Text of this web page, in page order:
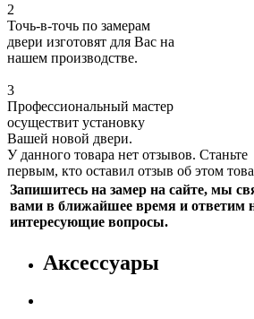
2
Точь-в-точь по замерам
двери изготовят для Вас на
нашем производстве.
3
Профессиональный мастер
осуществит установку
Вашей новой двери.
У данного товара нет отзывов. Станьте
первым, кто оставил отзыв об этом
Запишитесь на замер на сайте, мы
вами в ближайшее время и ответим
интересующие вопросы.
Аксессуары